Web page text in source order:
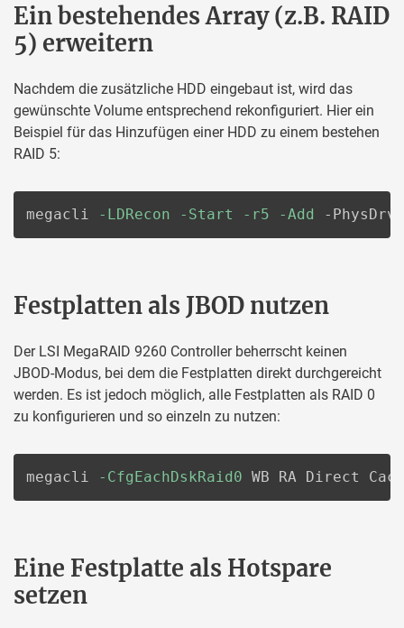
Ein bestehendes Array (z.B. RAID
5) erweitern
Nachdem die zusätzliche HDD eingebaut ist, wird das
gewünschte Volume entsprechend rekonfiguriert. Hier ein
Beispiel für das Hinzufügen einer HDD zu einem bestehen
RAID 5:
megacli -LDRecon -Start -r5 -Add -PhysDrv
Festplatten als JBOD nutzen
Der LSI MegaRAID 9260 Controller beherrscht keinen
JBOD-Modus, bei dem die Festplatten direkt durchgereicht
werden. Es ist jedoch möglich, alle Festplatten als RAID 0
zu konfigurieren und so einzeln zu nutzen:
megacli -CfgEachDskRaid0 WB RA Direct
Eine Festplatte als Hotspare
setzen